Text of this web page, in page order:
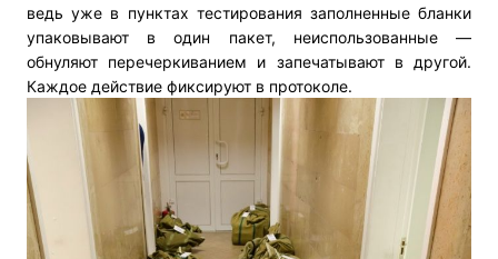
ведь уже в пунктах тестирования заполненные бланки
упаковывают в один пакет, неиспользованные —
обнуляют перечеркиванием и запечатывают в другой.
Каждое действие фиксируют в протоколе.